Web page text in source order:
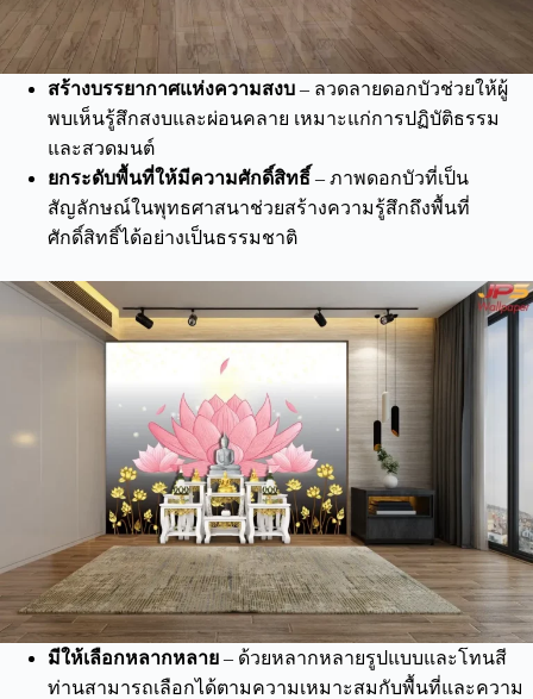
สร้างบรรยากาศแห่งความสงบ – ลวดลายดอกบัวช่วยให้ผู้
พบเห็นรู้สึกสงบและผ่อนคลาย เหมาะแก่การปฏิบัติธรรม
และสวดมนต์
ยกระดับพื้นที่ให้มีความศักดิ์สิทธิ์ – ภาพดอกบัวที่เป็น
สัญลักษณ์ในพุทธศาสนาช่วยสร้างความรู้สึกถึงพื้นที่
ศักดิ์สิทธิ์ได้อย่างเป็นธรรมชาติ
มีให้เลือกหลากหลาย – ด้วยหลากหลายรูปแบบและโทนสี
ท่านสามารถเลือกได้ตามความเหมาะสมกับพื้นที่และความ